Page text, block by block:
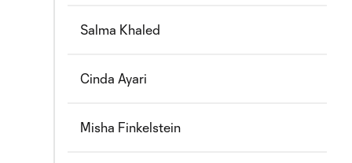
Salma Khaled
Cinda Ayari
Misha Finkelstein